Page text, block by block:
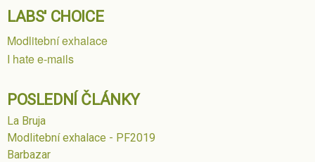
LABS' CHOICE
Modlitební exhalace
I hate e-mails
POSLEDNÍ ČLÁNKY
La Bruja
Modlitební exhalace - PF2019
Barbazar